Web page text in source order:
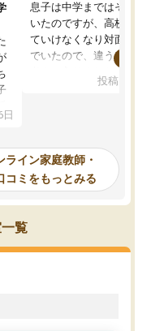
日
息子は中学まではそこそ
いたのですが、高校に入
ていけなくなり対面の塾
でいたので、違うアプロ
で、当初は模試でD判定
自習室が毎日使えていつ
るのが心強かったよう
謝です。
投稿日：
イン家庭教師・
コミをもっとみる
覧